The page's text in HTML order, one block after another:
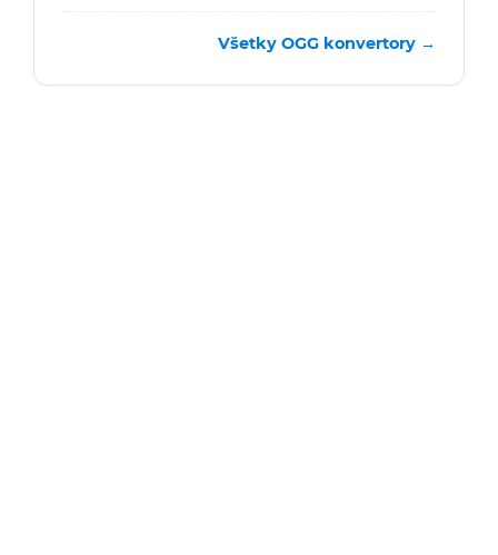
Všetky OGG konvertory →